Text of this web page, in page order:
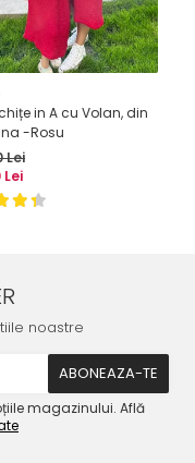
in A cu Volan, din
-Rosu
Lei
Lei
noastre
magazinului. Află